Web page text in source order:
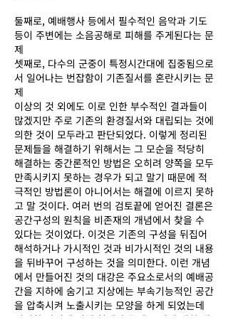
둘째로, 예배행사 등에서 필수적인 음악과 기도
등이 주변에는 소음공해로 피해를 주게된다는 문
제
셋째로, 다수의 군중이 특정시간대에 집중됨으로
서 일어나는 번잡함이 기존질서를 혼란시키는 문
제
이상의 것 외에도 이로 인한 부수적인 결과들이
많겠지만 주로 기존의 환경질서와 대립되는 것에
의한 것이 모두라고 판단되었다. 이렇게 정리된
문제들을 해결하기 위해서는 그 모순을 적당히
해결하는 중간론적인 방법은 오히려 양쪽을 모두
만족시키지 못하는 경우가 되고 말기 때문에 적
극적인 방법론이 아니어서는 해결에 이르지 못하
고 말 것이다. 여러 번의 검토끝에 얻어진 결론은
공간구성의 원칙을 비존재의 개념에서 찾을 수
있다는 것이었다. 이것은 기존의 구성을 뒤집어
해석하거나 가시적인 것과 비가시적인 것의 내용
을 뒤바꾸어 구성하는 것을 의미한다. 이런 개념
에서 만들어진 것의 대강은 주요소로서의 예배공
간을 지하에 숨기고 지상에는 부속기능적인 공간
을 압축시켜 노출시키는 모양을 하게 되었는데
이러한 방법에 의해 첫째와 둘째 문제에 대한 해